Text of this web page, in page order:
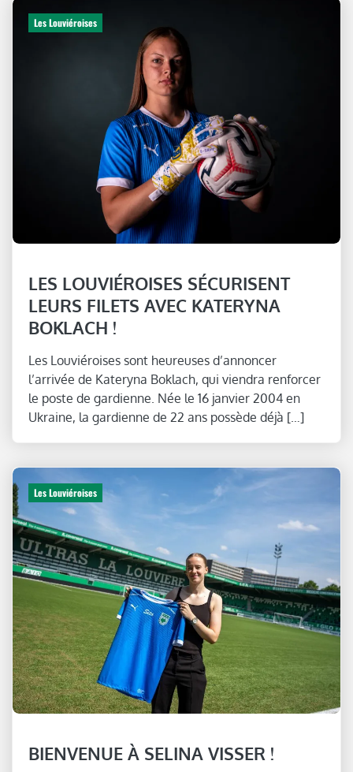
Les Louviéroises
LES LOUVIÉROISES SÉCURISENT
LEURS FILETS AVEC KATERYNA
BOKLACH !
Les Louviéroises sont heureuses d’annoncer
l’arrivée de Kateryna Boklach, qui viendra renforcer
le poste de gardienne. Née le 16 janvier 2004 en
Ukraine, la gardienne de 22 ans possède déjà […]
Les Louviéroises
BIENVENUE À SELINA VISSER !